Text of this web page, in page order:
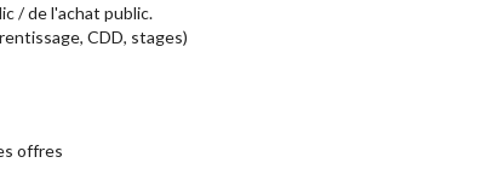
/ de l'achat public.
CDD, stages)
offres